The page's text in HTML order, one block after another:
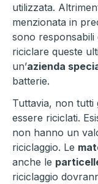
utilizzata.
menzionata in
sono
riciclare queste
un’azienda
batterie.
Tuttavia, non tutti
essere riciclati.
non hanno un
riciclaggio. Le
anche le
riciclaggio